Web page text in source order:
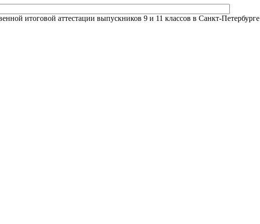
итоговой аттестации выпускников 9 и 11 классов в Санкт-Петербурге